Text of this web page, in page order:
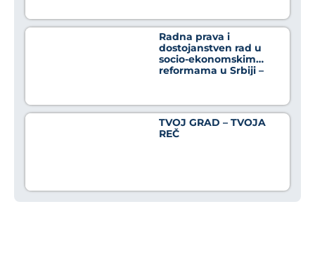
dezinformacija
Radna prava i
dostojanstven rad u
socio-ekonomskim
reformama u Srbiji –
TVOJ GRAD – TVOJA
REČ